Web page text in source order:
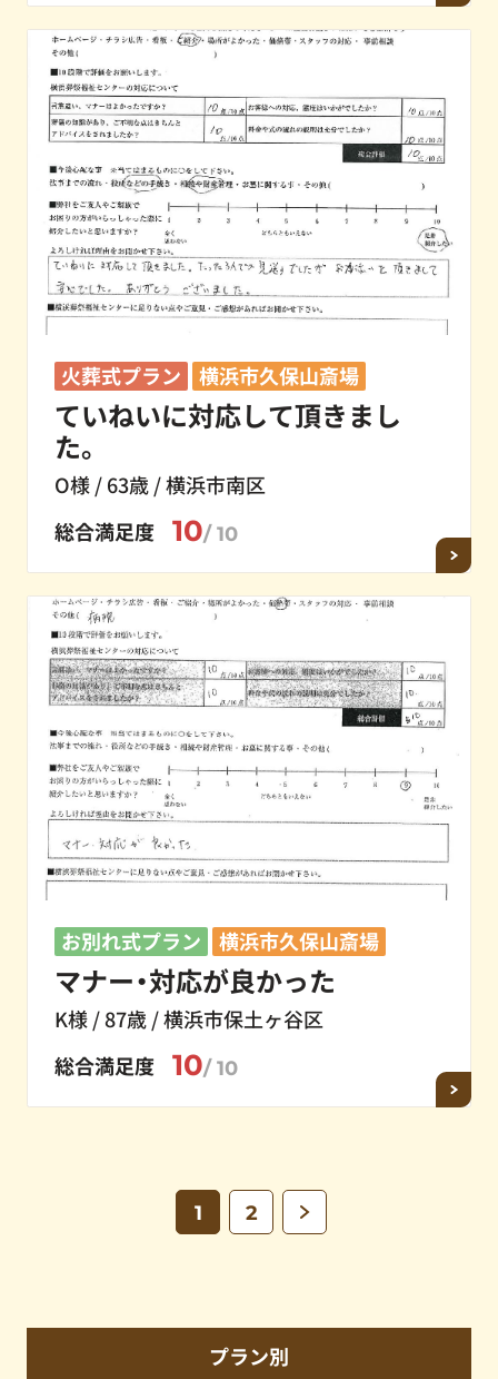
火葬式プラン 横浜市久保山斎場
ていねいに対応して頂きまし
た。
O様 / 63歳 / 横浜市南区
総合満足度
10/ 10
お別れ式プラン 横浜市久保山斎場
マナー・対応が良かった
K様 / 87歳 / 横浜市保土ヶ谷区
総合満足度
10/ 10
1 2 >
プラン別